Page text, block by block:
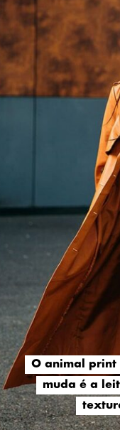
O animal print
muda é a
O animal print
muda é a